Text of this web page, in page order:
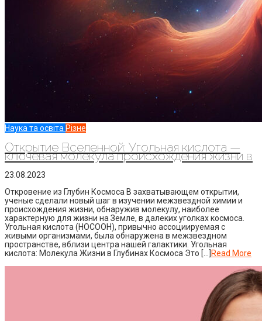
Наука та освіта Різне
Открытие Вселенной: Угольная кислота —
ключевая молекула происхождения жизни в
23.08.2023
Откровение из Глубин Космоса В захватывающем открытии,
ученые сделали новый шаг в изучении межзвездной химии и
происхождения жизни, обнаружив молекулу, наиболее
характерную для жизни на Земле, в далеких уголках космоса.
Угольная кислота (HOCOOH), привычно ассоциируемая с
живыми организмами, была обнаружена в межзвездном
пространстве, вблизи центра нашей галактики. Угольная
кислота: Молекула Жизни в Глубинах Космоса Это […]
Read More